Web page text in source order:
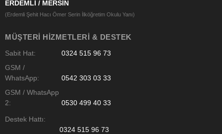
ERDEMLİ / MERSİN
(Erdemli Şehit Hacı Ömer Serin İlköğretim Okulu Yanı)
MÜŞTERI HIZMETLERI & DESTEK
Sabit Hat:
0324 515 96 73
GSM /
WhatsApp:
0542 303 03 33
GSM / WhatsApp
2:
0530 499 40 33
Destek Hattı:
0324 515 96 73